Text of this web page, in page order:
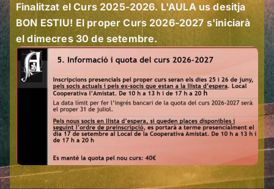
Finalitzat el Curs 2025-2026. L'AULA us desitja
BON ESTIU! El proper Curs 2026-2027 s'iniciarà
el dimecres 30 de setembre.